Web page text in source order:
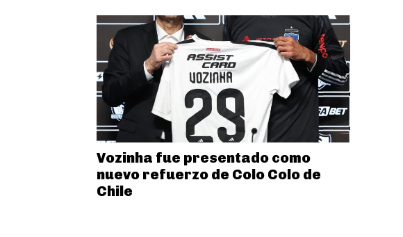
Vozinha fue presentado como
nuevo refuerzo de Colo Colo de
Chile